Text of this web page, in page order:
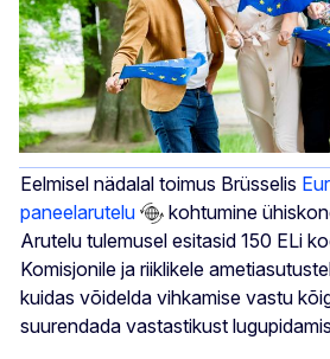
Eelmisel nädalal toimus Brüsselis
paneelarutelu
kohtumine
Arutelu tulemusel esitasid 150 ELi
Komisjonile ja riiklikele
kuidas võidelda vihkamise vastu
suurendada vastastikust